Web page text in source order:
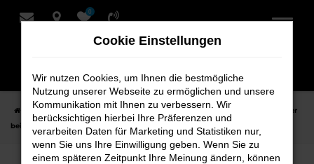
Zum
0
Startseite Leer Audi Audi A6
Audi A6 Tageszulassung für Leer
bei Schmidt + Koch
Cookie Einstellungen
Wir nutzen Cookies, um Ihnen die bestmögliche
Nutzung unserer Webseite zu ermöglichen und unsere
Kommunikation mit Ihnen zu verbessern. Wir
berücksichtigen hierbei Ihre Präferenzen und
verarbeiten Daten für Marketing und Statistiken nur,
wenn Sie uns Ihre Einwilligung geben. Wenn Sie zu
einem späteren Zeitpunkt Ihre Meinung ändern, können